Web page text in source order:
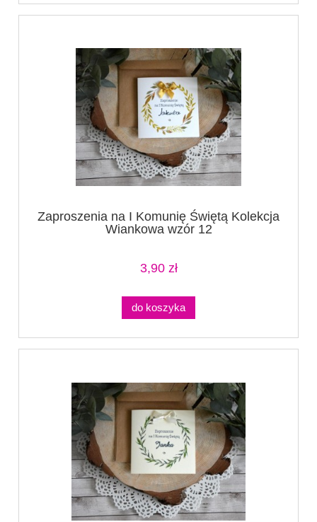
Zaproszenia na I Komunię Świętą Kolekcja
Wiankowa wzór 12
3,90 zł
do koszyka